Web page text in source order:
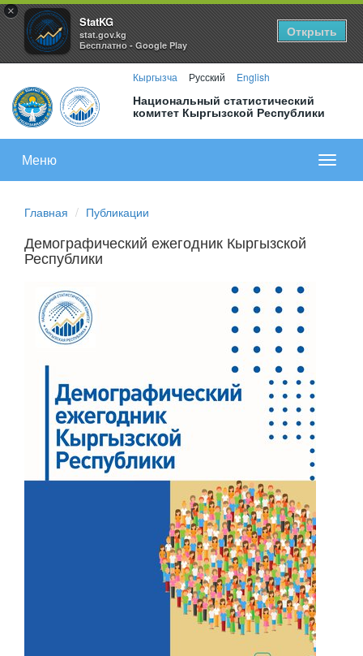
×
StatKG
stat.gov.kg
Бесплатно - Google Play
Открыть
Кыргызча Русский English
Национальный статистический
комитет Кыргызской Республики
меню
Меню
Главная Публикации
Демографический ежегодник Кыргызской
Республики